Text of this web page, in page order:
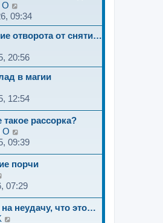
д
н
е
у
с
о
б
щ
е
н
и
ю
п
о
л
д
н
м
с
о
о
щ
н
ю
т
и
к
о
л
е
д
е
м
у
о
е
е
р
е
т
и
к
о
с
л
д
н
е
у
с
о
09:34
отворота от сняти…
20:56
в магии
12:54
такое рассорка?
O
е
р
е
т
и
к
09:39
порчи
е
р
е
й
07:29
неудачу, что это…